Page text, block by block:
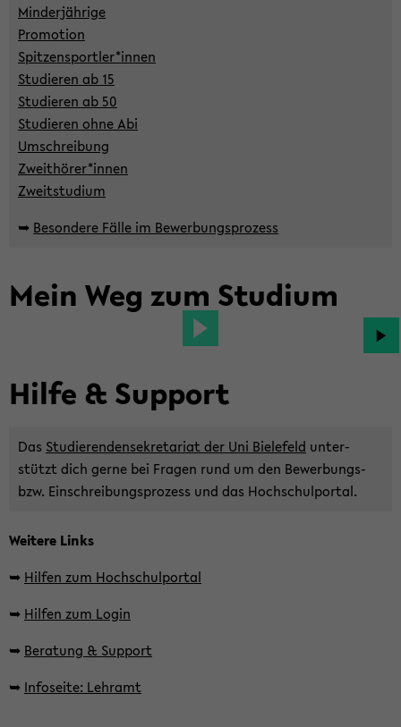
Min­der­jäh­ri­ge
Pro­mo­ti­on
Spit­zen­sport­ler*innen
Stu­die­ren ab 15
Stu­die­ren ab 50
Stu­die­ren ohne Abi
Um­schrei­bung
Zweit­hö­rer*innen
Zweit­stu­di­um
➥ Be­son­de­re Fälle im Be­wer­bungs­pro­zess
Mein Weg zum Stu­di­um
Hilfe & Sup­port
Das Stu­die­ren­den­se­kre­ta­ri­at der Uni Bie­le­feld un­ter­
stützt dich gerne bei Fra­gen rund um den Bewerbungs-​
bzw. Ein­schrei­bungs­pro­zess und das Hoch­schul­por­tal.
Wei­te­re Links
➥ Hil­fen zum Hoch­schul­por­tal
➥ Hil­fen zum Login
➥ Be­ra­tung & Sup­port
➥ In­fo­sei­te: Lehr­amt